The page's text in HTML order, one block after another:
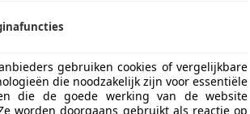
gebruiken cookies of vergelijkbare
die noodzakelijk zijn voor essentiële
die de goede werking van de website
worden doorgaans gebruikt als reactie op